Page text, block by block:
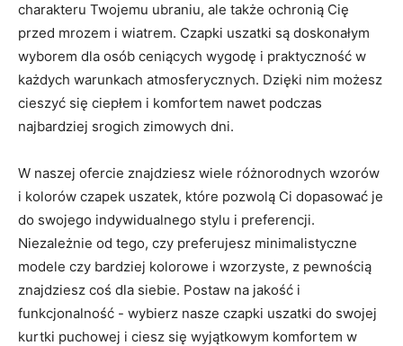
charakteru Twojemu⁤ ubraniu, ale także⁣ ochronią ‌Cię
⁣przed mrozem i‍ wiatrem. Czapki uszatki są doskonałym
wyborem dla​ osób ceniących wygodę i praktyczność w
każdych ⁤warunkach atmosferycznych. Dzięki nim⁢ możesz‍
cieszyć się ciepłem i komfortem nawet podczas
⁢najbardziej srogich zimowych dni.
W naszej ofercie znajdziesz wiele różnorodnych wzorów
i ​kolorów czapek uszatek, które pozwolą⁢ Ci dopasować je⁤
do⁤ swojego indywidualnego⁢ stylu i preferencji.
Niezależnie od tego, czy ‍preferujesz⁢ minimalistyczne
modele czy bardziej kolorowe ⁣i wzorzyste, z pewnością
‌znajdziesz coś​ dla siebie.​ Postaw ​na jakość i
funkcjonalność -‍ wybierz nasze czapki uszatki‌ do swojej
kurtki ‌puchowej ‌i‌ ciesz się wyjątkowym komfortem‍ w⁢